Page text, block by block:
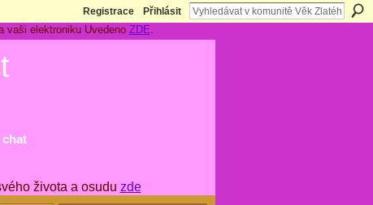
Registrace Přihlásit
vaši elektroniku Uvedeno ZDE.
chat
života a osudu zde